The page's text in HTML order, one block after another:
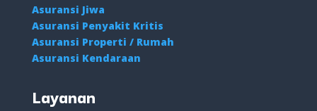
Asuransi Jiwa
Asuransi Penyakit Kritis
Asuransi Properti / Rumah
Asuransi Kendaraan
Layanan